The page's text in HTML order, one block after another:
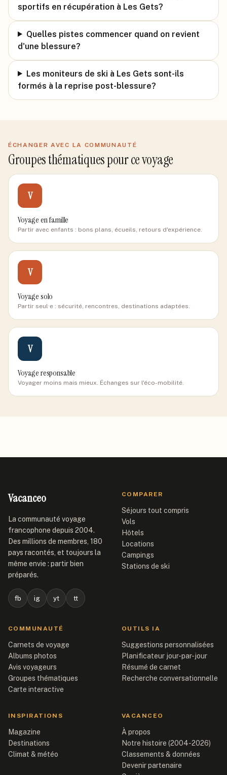
sportifs en récupération à Les Gets?
Quelles pistes commencer quand on revient
d'une blessure?
Les moniteurs de ski à Les Gets sont-ils
formés à la reprise post-blessure?
ÉCHANGER AVEC LA COMMUNAUTÉ
Groupes thématiques pour ce voyage
V
Voyage en famille
Partir avec enfants : bons plans, écueils, retours d'expérience.
V
Voyage solo
Partir seul·e : sécurité, rencontres, destinations adaptées.
V
Voyage responsable
Voyager moins mais mieux. Échanges sur l'éco-mobilité.
Vacanceo
La communauté voyage
francophone depuis 2004.
Des millions de membres, 180
pays racontés, et toujours la
même envie : partir bien
préparés.
fb ig yt tt
COMPARER
Séjours tout compris
Vols
Hôtels
Locations
Campings
Stations de ski
COMMUNAUTÉ
Carnets de voyage
Albums photos
Avis voyageurs
Groupes thématiques
Carte interactive
OUTILS IA
Suggestions personnalisées
Planificateur jour-par-jour
Résumé de carnet
Recherche conversationnelle
INSPIRATIONS
Magazine
Destinations
Climat & météo
VACANCEO
À propos
Notre histoire (2004-2026)
Classements & données
Devenir partenaire